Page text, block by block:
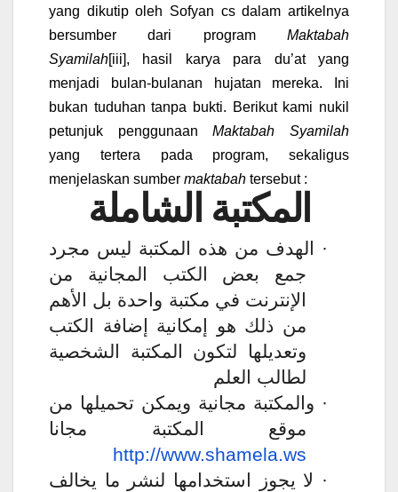
yang dikutip oleh Sofyan cs dalam artikelnya
bersumber dari program Maktabah
Syamilah[iii], hasil karya para du’at yang
menjadi bulan-bulanan hujatan mereka. Ini
bukan tuduhan tanpa bukti. Berikut kami nukil
petunjuk penggunaanMaktabah Syamilah
yang tertera pada program, sekaligus
menjelaskan sumber maktabah tersebut :
المكتبة الشاملة
·
الهدف من هذه المكتبة ليس مجرد
جمع بعض الكتب المجانية من
الإنترنت في مكتبة واحدة بل الأهم
من ذلك هو إمكانية إضافة الكتب
وتعديلها لتكون المكتبة الشخصية
لطالب العلم
· والمكتبة مجانية ويمكن تحميلها من
موقع المكتبة مجانا
http://www.shamela.ws
· لا يجوز استخدامها لنشر ما يخالف